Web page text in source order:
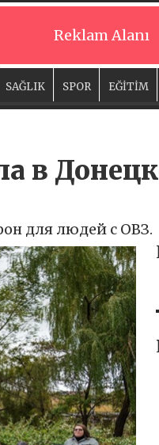
Reklam Alanı
SAĞLIK SPOR EĞİTİM
в
для людей с ОВЗ.